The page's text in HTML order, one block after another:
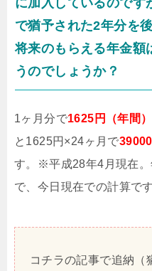
で猶予された2年分を
将来のもらえる年金額
うのでしょうか？
1ヶ月分で1625円（年間）
と1625円×24ヶ月で
す。※平成28年4月現在
で、今日現在での計算です
コチラの記事で追納（